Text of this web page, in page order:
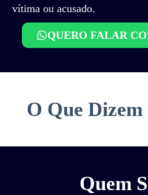
vítima ou acusado.
QUERO FALAR
O Que Dizem
Quem